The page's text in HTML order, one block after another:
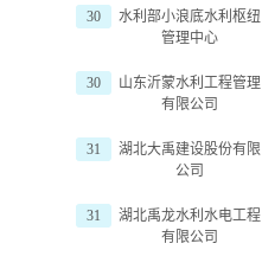
30
水利部小浪底水利枢纽
管理中心
30
山东沂蒙水利工程管理
有限公司
31
湖北大禹建设股份有限
公司
31
湖北禹龙水利水电工程
有限公司